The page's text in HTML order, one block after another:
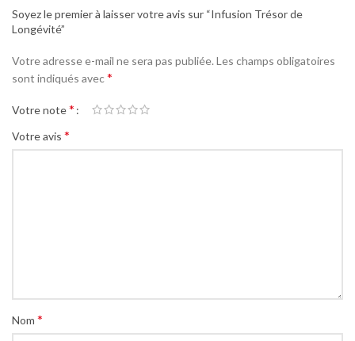
Soyez le premier à laisser votre avis sur “Infusion Trésor de
Longévité”
Votre adresse e-mail ne sera pas publiée. Les champs obligatoires
sont indiqués avec*
Votre note*
Votre avis *
Nom *